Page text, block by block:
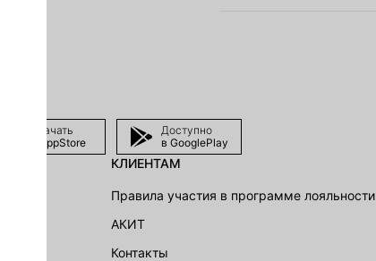
Скачать
в AppStore
Доступно
в GooglePlay
КЛИЕНТАМ
Правила участия в программе лояльности
АКИТ
Контакты